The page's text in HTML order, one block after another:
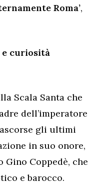
Roma’,
e curiosità
Scala Santa che
dell’imperatore
gli ultimi
in suo onore,
Gino Coppedè, che
e barocco.